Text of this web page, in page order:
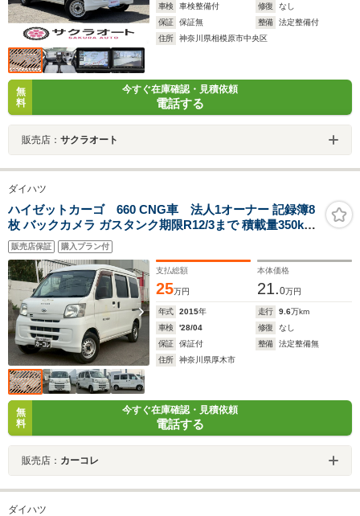
車検
車検整備付 修復
なし
保証
保証無 整備
法定整備付
住所
神奈川県相模原市中央区
無
料
今すぐ在庫確認・見積依頼
電話する
販売店： サクラオート
ダイハツ
ハイゼットカーゴ 660 CNG車 法人1オーナー 記録簿8
枚 バックカメラ ガスタンク期限R12/3まで 積載量350kg
2023年製造タイヤ パワーウィンドウ エアコン パワステ
修復歴無し タイミングチェーン 軽貨物 軽バン ハイルー
フ
販売店保証 購入プラン付
支払総額
25万円
本体価格
21.0万円
年式 2015年 走行 9.6万km
車検
'28/04 修復
なし
保証
保証付 整備
法定整備無
住所
神奈川県厚木市
無
料
今すぐ在庫確認・見積依頼
電話する
販売店： カーコレ
ダイハツ